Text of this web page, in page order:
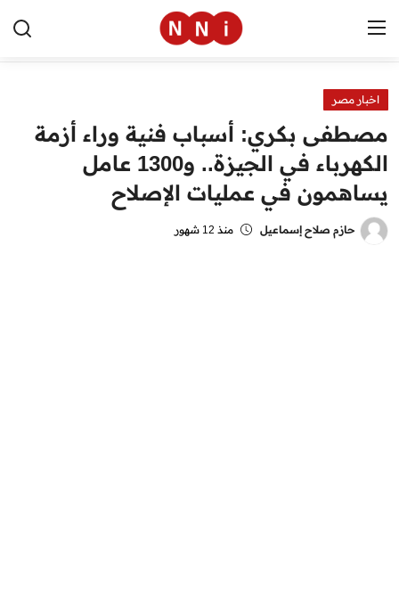
الرئيسية
اخبار مصر
العالم
الرياضة
اخبار مصر
مصطفى بكري: أسباب فنية وراء أزمة
الكهرباء في الجيزة.. و1300 عامل
يساهمون في عمليات الإصلاح
حازم صلاح إسماعيل منذ 12 شهور